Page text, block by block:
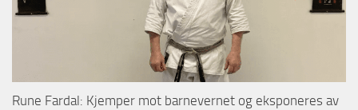
Rune Fardal: Kjemper mot barnevernet og eksponeres av